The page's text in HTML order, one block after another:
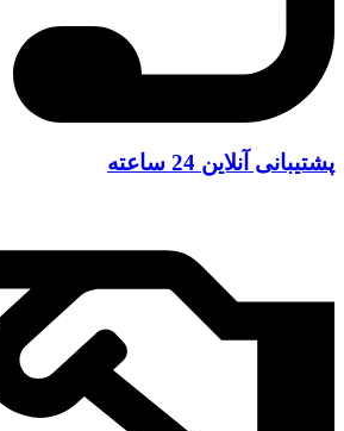
پشتیبانی آنلاین 24 ساعته